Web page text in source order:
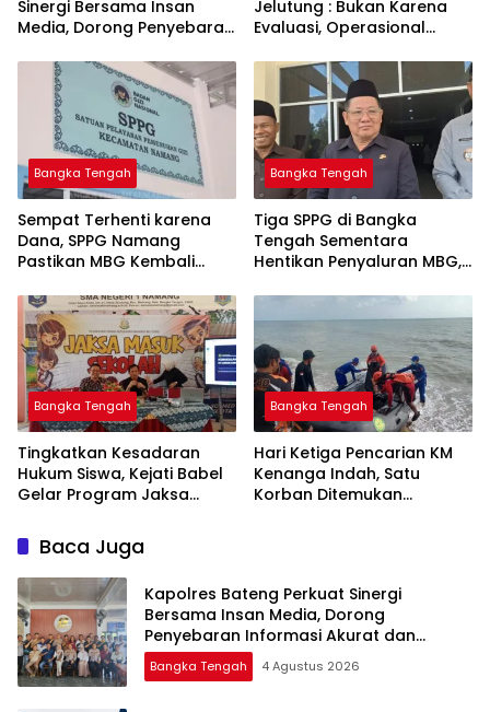
Sinergi Bersama Insan
Media, Dorong Penyebaran
Layanan Polri 110
Jelutung : Bukan Karena
Evaluasi, Operasional
Dana Banper Belum Cair
Bangka Tengah
‎Sempat Terhenti karena
Dana, SPPG Namang
Pastikan MBG Kembali
Bangka Tengah
‎Tiga SPPG di Bangka
Tengah Sementara
Hentikan Penyaluran MBG,
Bangka Tengah
Tingkatkan Kesadaran
Hukum Siswa, Kejati Babel
Gelar Program Jaksa
Namang
Bangka Tengah
Hari Ketiga Pencarian KM
Kenanga Indah, Satu
Korban Ditemukan
Baca Juga
‎Kapolres Bateng Perkuat Sinergi
Bersama Insan Media, Dorong
Penyebaran Informasi Akurat dan
Layanan Polri 110
Bangka Tengah 4 Agustus 2026